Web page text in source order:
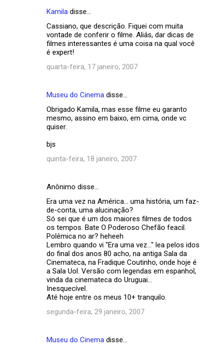
Kamila disse…
Cassiano, que descrição. Fiquei com muita
vontade de conferir o filme. Aliás, dar dicas de
filmes interessantes é uma coisa na qual você
é expert!
quarta-feira, 17 janeiro, 2007
Museu do Cinema disse…
Obrigado Kamila, mas esse filme eu garanto
mesmo, assino em baixo, em cima, onde vc
quiser.
bjs
quinta-feira, 18 janeiro, 2007
Anônimo disse…
Era uma vez na América... uma história, um faz-
de-conta, uma alucinação?
Só sei que é um dos maiores filmes de todos
os tempos. Bate O Poderoso Chefão feacil.
Polêmica no ar? heheeh
Lembro quando vi "Era uma vez..." lea pelos idos
do final dos anos 80 acho, na antiga Sala da
Cinemateca, na Fradique Coutinho, onde hoje é
a Sala Uol. Versão com legendas em espanhol,
vinda da cinemateca do Uruguai...
Inesquecível.
Até hoje entre os meus 10+ tranquilo.
segunda-feira, 29 janeiro, 2007
Museu do Cinema disse…